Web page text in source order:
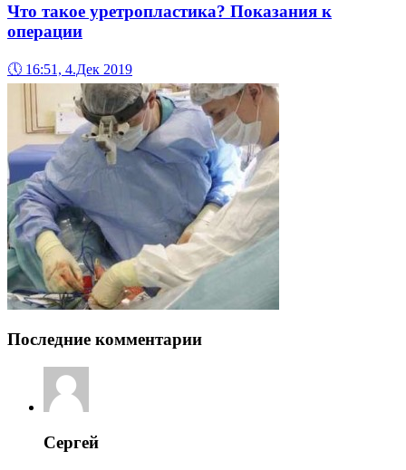
Что такое уретропластика? Показания к
операции
🕔 16:51, 4.Дек 2019
Последние комментарии
Сергей